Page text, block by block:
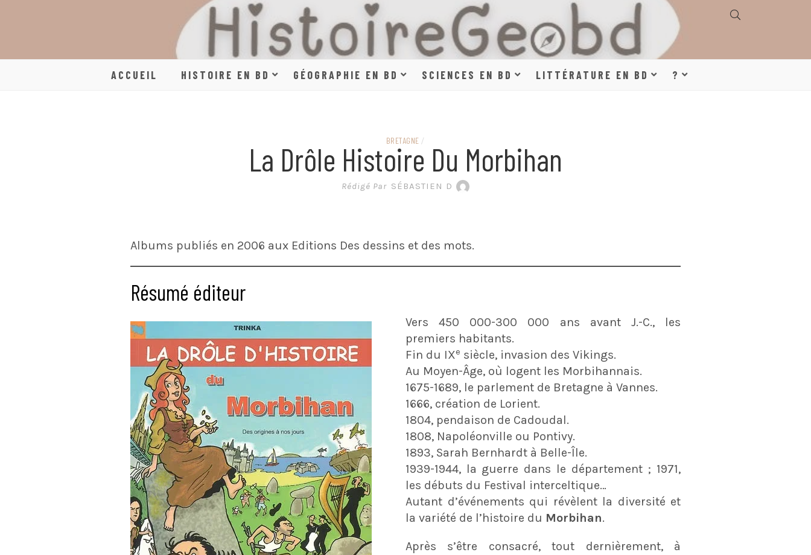
HISTOIRE, GÉOGRAPHIE,
SCIENCES, LITTÉRATURE
EN BANDE DESSINÉE
ACCUEIL HISTOIRE EN BD GÉOGRAPHIE EN BD SCIENCES EN BD LITTÉRATURE EN BD ?
BRETAGNE /
La Drôle Histoire Du Morbihan
Rédigé Par SÉBASTIEN D
Albums publiés en 2006 aux Editions Des dessins et des mots.
Résumé éditeur
Vers 450 000-300 000 ans avant J.-C., les
premiers habitants.
Fin du IXe siècle, invasion des Vikings.
Au Moyen-Âge, où logent les Morbihannais.
1675-1689, le parlement de Bretagne à Vannes.
1666, création de Lorient.
1804, pendaison de Cadoudal.
1808, Napoléonville ou Pontivy.
1893, Sarah Bernhardt à Belle-Île.
1939-1944, la guerre dans le département ; 1971,
les débuts du Festival interceltique…
Autant d’événements qui révèlent la diversité et
la variété de l’histoire du Morbihan.
Après s’être consacré, tout dernièrement, à